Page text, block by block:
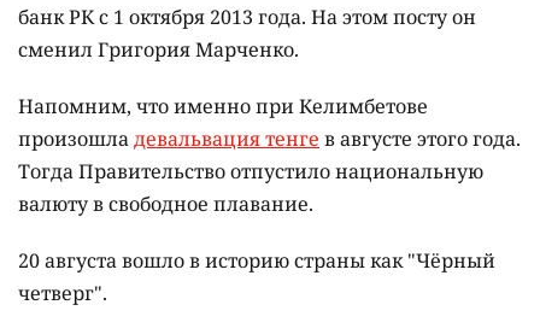
банк РК с 1 октября 2013 года. На этом посту он
сменил Григория Марченко.
Напомним, что именно при Келимбетове
произошладевальвация тенге в августе этого года.
Тогда Правительство отпустило национальную
валюту в свободное плавание.
20 августа вошло в историю страны как "Чёрный
четверг".